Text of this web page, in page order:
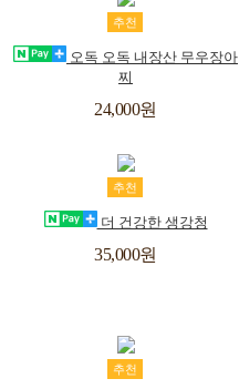
바
니
시
추천
오독 오독 내장산 무우장아
찌
24,000원
바
구
시
추천
더 건강한 생강청
35,000원
추천